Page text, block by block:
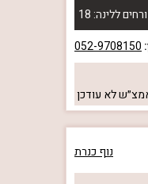
ללינה: 18
052-9708150
לא עודכן
נוף כנרת